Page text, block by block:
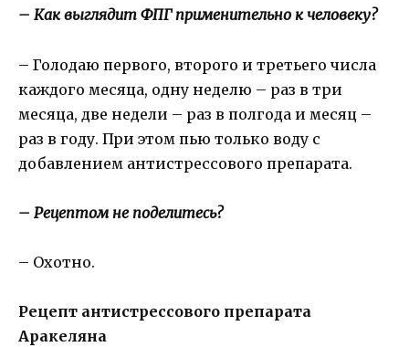
– Как выглядит ФПГ применительно к человеку?
– Голодаю первого, второго и третьего числа
каждого месяца, одну неделю – раз в три
месяца, две недели – раз в полгода и месяц –
раз в году. При этом пью только воду с
добавлением антистрессового препарата.
– Рецептом не поделитесь?
– Охотно.
Рецепт антистрессового препарата
Аракеляна